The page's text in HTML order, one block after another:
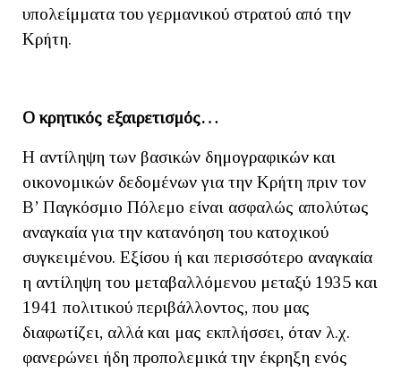
υπολείμματα του γερμανικού στρατού από την
Κρήτη.
Ο κρητικός εξαιρετισμός…
Η αντίληψη των βασικών δημογραφικών και
οικονομικών δεδομένων για την Κρήτη πριν τον
Β’ Παγκόσμιο Πόλεμο είναι ασφαλώς απολύτως
αναγκαία για την κατανόηση του κατοχικού
συγκειμένου. Εξίσου ή και περισσότερο αναγκαία
η αντίληψη του μεταβαλλόμενου μεταξύ 1935 και
1941 πολιτικού περιβάλλοντος, που μας
διαφωτίζει, αλλά και μας εκπλήσσει, όταν λ.χ.
φανερώνει ήδη προπολεμικά την έκρηξη ενός